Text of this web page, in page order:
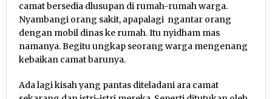
camat bersedia dlusupan di rumah-rumah warga.
Nyambangi orang sakit, apapalagi ngantar orang
dengan mobil dinas ke rumah. Itu nyidham mas
namanya. Begitu ungkap seorang warga mengenang
kebaikan camat barunya.
Ada lagi kisah yang pantas diteladani ara camat